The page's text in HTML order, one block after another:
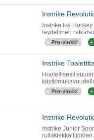
Instrike
Instrike Ice
täydellinen
Pro-vinkki
Instrike
Huolellisesti
Pro-vinkki
Instrike
Instrike Junior
rullakiekkoilijoiden